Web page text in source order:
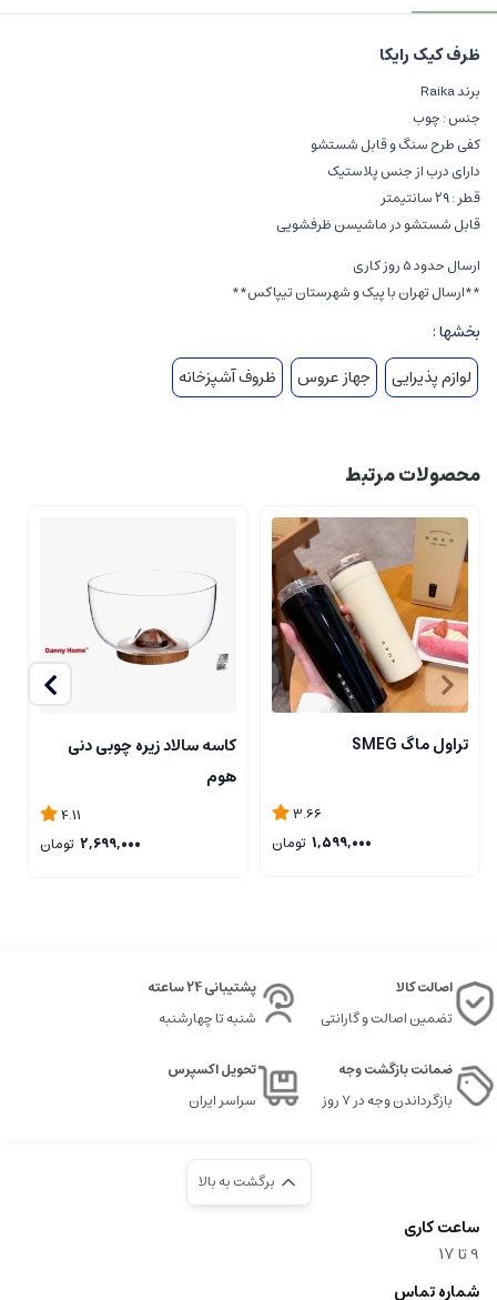
ظرف کیک رایکا
برند Raika
جنس : چوب
کفی طرح سنگ و قابل شستشو
دارای درب از جنس پلاستیک
قطر : ۲۹ سانتیمتر
قابل شستشو در ماشیسن ظرفشویی
ارسال حدود 5 روز کاری
**ارسال تهران با پیک و شهرستان تیپاکس**
بخشها :
لوازم پذیرایی
جهاز عروس ظروف آشپزخانه
محصولات مرتبط
تراول ماگ SMEG
3.66
1,599,000 تومان
کاسه سالاد زیره چوبی دنی
هوم
4.11
2,699,000 تومان
اصالت کالا
تضمین اصالت و گارانتی
پشتیبانی 24 ساعته
شنبه تا چهارشنبه
ضمانت بازگشت وجه
بازگرداندن وجه در ۷ روز
تحویل اکسپرس
سراسر ایران
برگشت به بالا
ساعت کاری
9‌ تا ۱۷
شماره تماس